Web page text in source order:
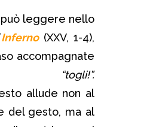
leggere nello
Inferno (XXV, 1-4),
accompagnate
“togli!”.
allude non al
del gesto, ma al